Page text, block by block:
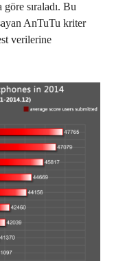
sıraladı. Bu
AnTuTu kriter
verilerine